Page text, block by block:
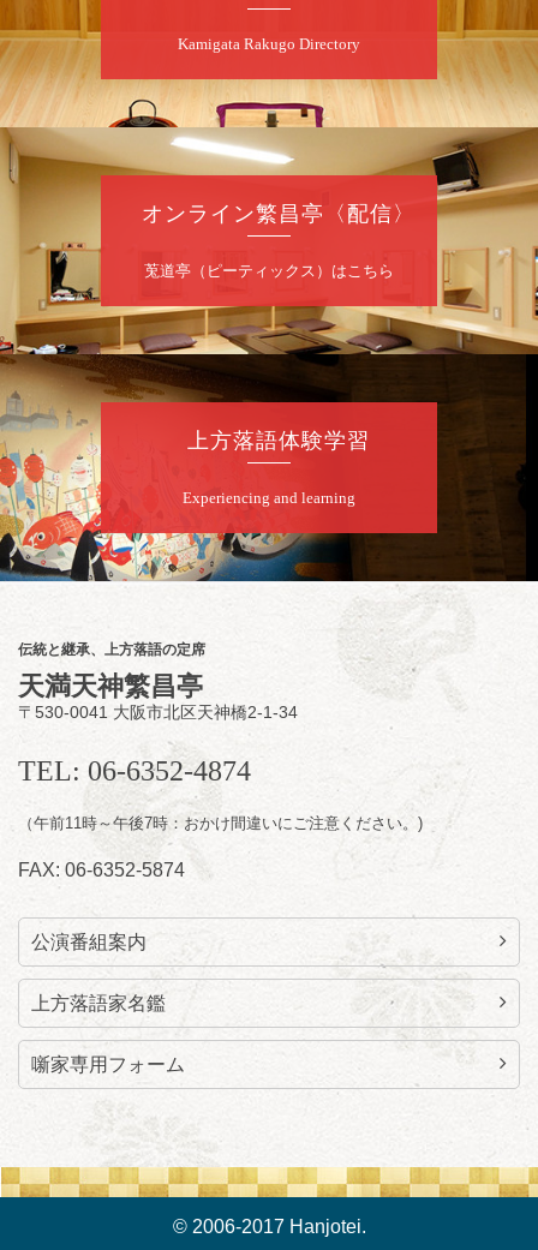
笑福亭智之介「昭和任侠伝」「天王寺詣り」
／桂力造「桃太郎」「本膳」／桂二豆「開口
一番」
開演：午前10時（9時30分
開場 ）
前売2,000円 当日 2,500円
お問合せ：智之介・力造 二人会事務局 090-
昼
桂九寿玉／露の瑞／桂きん太郎／いわみせい
じ（似顔絵）／桂米之助／桂文太～仲入～露
の眞／笑福亭仁福／幸助福助（漫才）／桂春
★菟道亭配信あり
夜
小痴楽・三語のさるごりら落語会 2026
開演：午後6時（5時30分開場）全席指定
前売3,500円 当日4,000円
お問合せ：FANYチケット 0570-550-
100(10:00～19:00受付)
Kamigata Rakugo Directory
オンライン繁昌亭〈配信〉
莵道亭（ピーティックス）はこちら
上方落語体験学習
Experiencing and learning
伝統と継承、上方落語の定席
天満天神繁昌亭
〒530-0041 大阪市北区天神橋2-1-34
TEL: 06-6352-4874
（午前11時～午後7時：おかけ間違いにご注意ください。)
FAX: 06-6352-5874
公演番組案内
上方落語家名鑑
噺家専用フォーム
© 2006-2017 Hanjotei.